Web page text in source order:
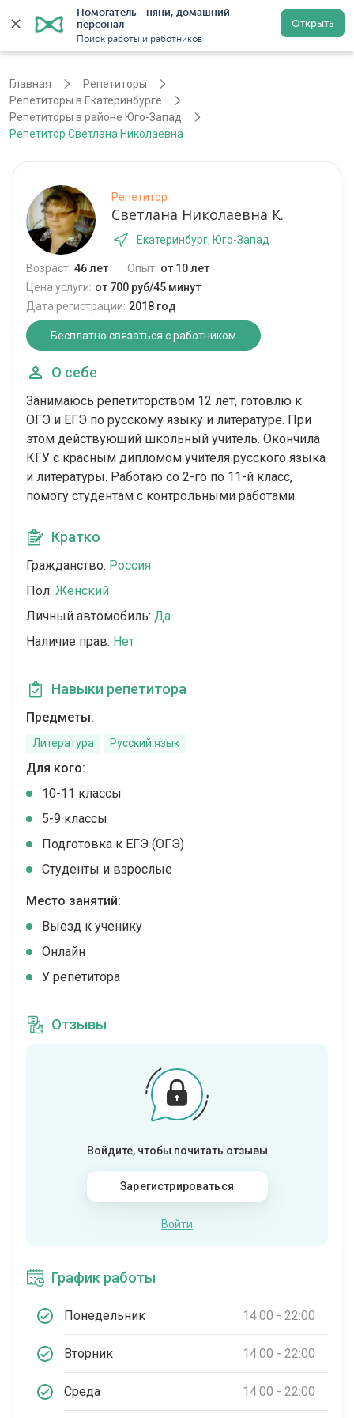
Помогатель - няни, домашний
персонал
Поиск работы и работников
Открыть
Екатеринбург Регистрация
Главная
Репетиторы
Репетиторы в Екатеринбурге
Репетиторы в районе Юго-Запад
Репетитор Светлана Николаевна
Репетитор
Светлана Николаевна К.
Екатеринбург, Юго-Запад
Возраст: 46 лет Опыт: от 10 лет
Цена услуги: от 700 руб/45 минут
Дата регистрации: 2018 год
Бесплатно связаться с работником
О себе
Занимаюсь репетиторством 12 лет, готовлю к
ОГЭ и ЕГЭ по русскому языку и литературе. При
этом действующий школьный учитель. Окончила
КГУ с красным дипломом учителя русского языка
и литературы. Работаю со 2-го по 11-й класс,
помогу студентам с контрольными работами.
Кратко
Гражданство: Россия
Пол: Женский
Личный автомобиль: Да
Наличие прав: Нет
Навыки репетитора
Предметы:
Литература Русский язык
Для кого:
10-11 классы
5-9 классы
Подготовка к ЕГЭ (ОГЭ)
Студенты и взрослые
Место занятий:
Выезд к ученику
Онлайн
У репетитора
Отзывы
Войдите, чтобы почитать отзывы
Зарегистрироваться
Войти
График работы
Понедельник 14:00 - 22:00
Вторник 14:00 - 22:00
Среда 14:00 - 22:00